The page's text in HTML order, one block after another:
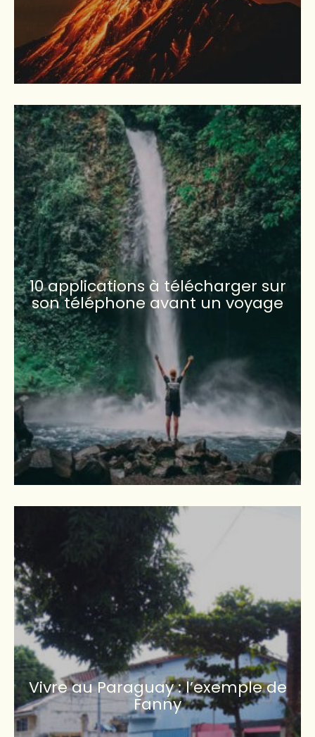
10 applications à télécharger sur
son téléphone avant un voyage
Vivre au Paraguay : l’exemple de
Fanny